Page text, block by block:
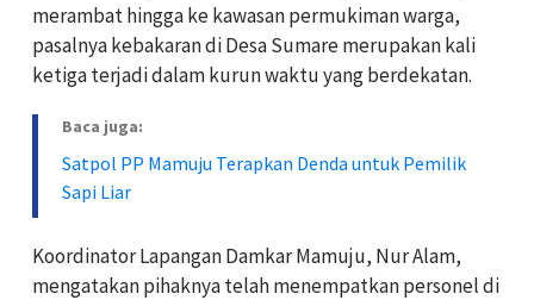
merambat hingga ke kawasan permukiman warga,
pasalnya kebakaran di Desa Sumare merupakan kali
ketiga terjadi dalam kurun waktu yang berdekatan.
Baca juga:
Satpol PP Mamuju Terapkan Denda untuk Pemilik
Sapi Liar
Koordinator Lapangan Damkar Mamuju, Nur Alam,
mengatakan pihaknya telah menempatkan personel di